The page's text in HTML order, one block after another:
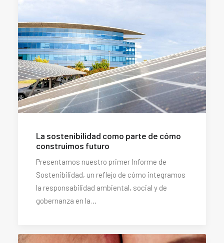
La sostenibilidad como parte de cómo
construimos futuro
Presentamos nuestro primer Informe de
Sostenibilidad, un reflejo de cómo integramos
la responsabilidad ambiental, social y de
gobernanza en la…